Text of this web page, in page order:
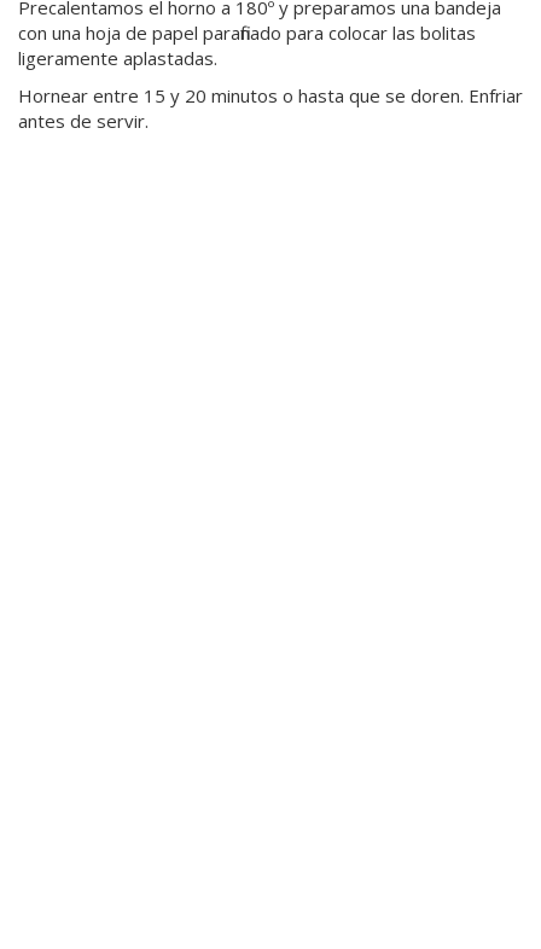
Precalentamos el horno a 180º y preparamos una bandeja
con una hoja de papel parafinado para colocar las bolitas
ligeramente aplastadas.
Hornear entre 15 y 20 minutos o hasta que se doren. Enfriar
antes de servir.